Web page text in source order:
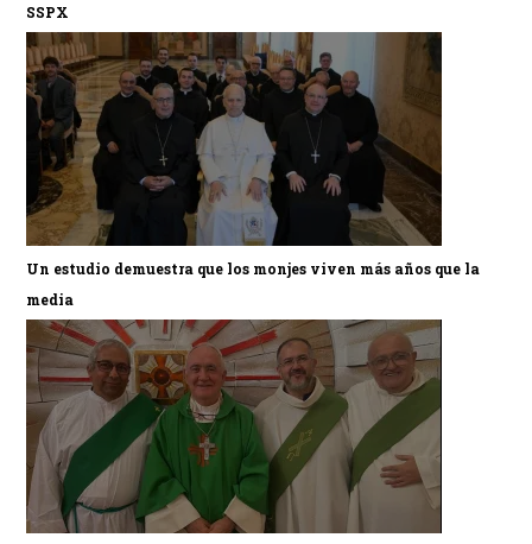
SSPX
Un estudio demuestra que los monjes viven más años que la
media